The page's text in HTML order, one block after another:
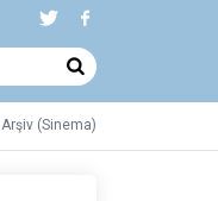
Arşiv (Sinema)